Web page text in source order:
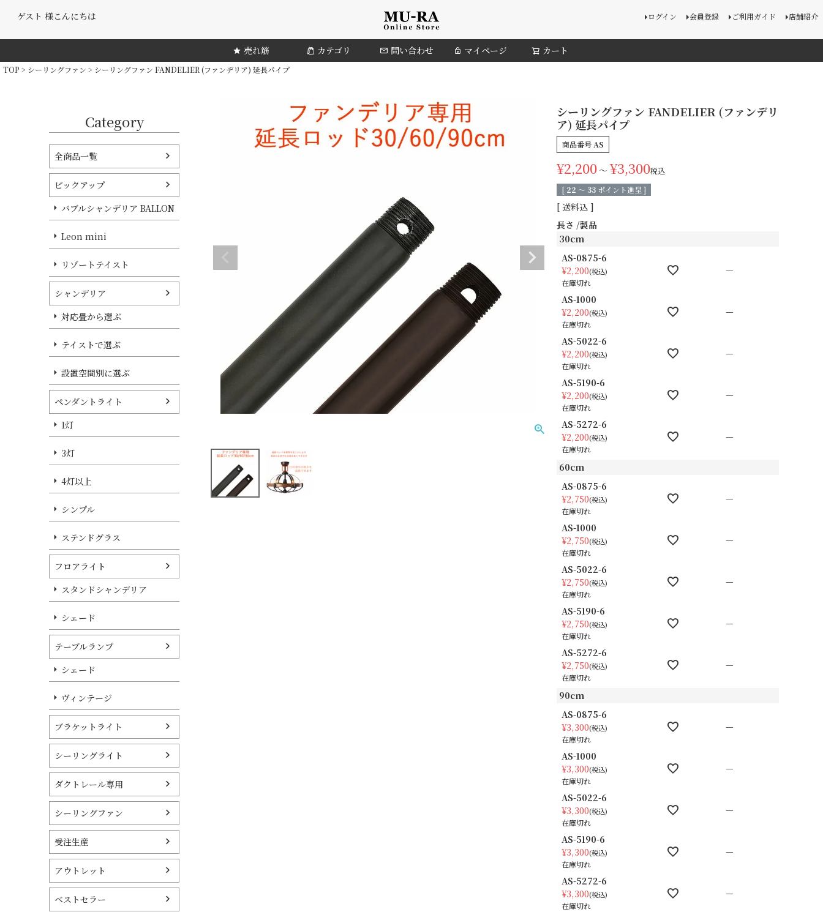
ゲスト 様こんにちは ログイン 会員登録 ご利用ガイド 店舗紹介
売れ筋 カテゴリ 問い合わせ マイページ カート
TOP シーリングファン シーリングファン FANDELIER (ファンデリア) 延長パイプ
Category
全商品一覧
ピックアップ
バブルシャンデリア BALLON
Leon mini
リゾートテイスト
シャンデリア
対応畳から選ぶ
テイストで選ぶ
設置空間別に選ぶ
ペンダントライト
1灯
3灯
4灯以上
シンプル
ステンドグラス
フロアライト
スタンドシャンデリア
シェード
テーブルランプ
シェード
ヴィンテージ
ブラケットライト
シーリングライト
ダクトレール専用
シーリングファン
受注生産
アウトレット
ベストセラー
シーリングファン FANDELIER (ファンデリ
ア) 延長パイプ
商品番号 AS
¥2,200 〜 ¥3,300税込
[ 22 〜 33 ポイント進呈 ]
送料込
長さ 製品
30cm
AS-0875-6
¥2,200 税込
在庫切れ
—
AS-1000
¥2,200 税込
在庫切れ
—
AS-5022-6
¥2,200 税込
在庫切れ
—
AS-5190-6
¥2,200 税込
在庫切れ
—
AS-5272-6
¥2,200 税込
在庫切れ
—
60cm
AS-0875-6
¥2,750 税込
在庫切れ
—
AS-1000
¥2,750 税込
在庫切れ
—
AS-5022-6
¥2,750 税込
在庫切れ
—
AS-5190-6
¥2,750 税込
在庫切れ
—
AS-5272-6
¥2,750 税込
在庫切れ
—
90cm
AS-0875-6
¥3,300 税込
在庫切れ
—
AS-1000
¥3,300 税込
在庫切れ
—
AS-5022-6
¥3,300 税込
在庫切れ
—
AS-5190-6
¥3,300 税込
在庫切れ
—
AS-5272-6
¥3,300 税込
在庫切れ
—